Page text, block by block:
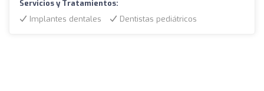
Servicios y Tratamientos:
Implantes dentales
Dentistas pediátricos